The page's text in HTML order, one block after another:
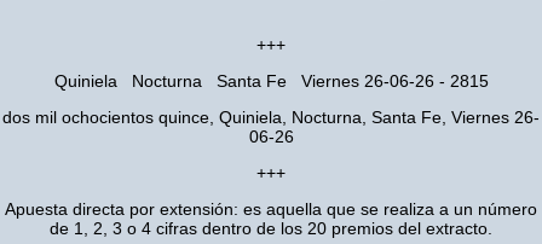
+++
Quiniela Nocturna Santa Fe Viernes 26-06-26 - 2815
dos mil ochocientos quince, Quiniela, Nocturna, Santa Fe, Viernes 26-
06-26
+++
Apuesta directa por extensión: es aquella que se realiza a un número
de 1, 2, 3 o 4 cifras dentro de los 20 premios del extracto.